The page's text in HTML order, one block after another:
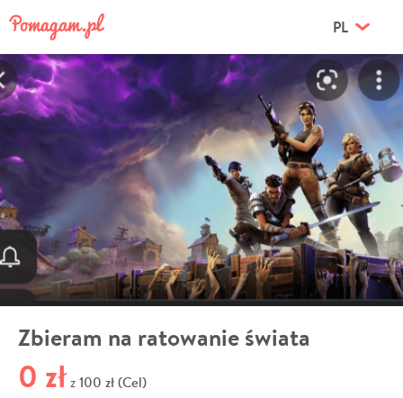
PL
Zbieram na ratowanie świata
0 zł z 100 zł (Cel)